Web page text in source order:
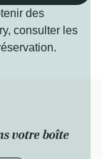
des
consulter les
votre boîte